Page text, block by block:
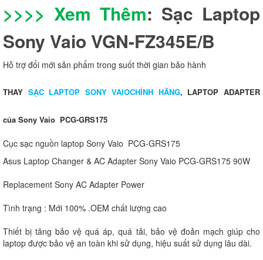
>>>> Xem Thêm: Sạc Laptop
Sony Vaio VGN-FZ345E/B
Hỗ trợ đổi mới sản phẩm trong suốt thời gian bảo hành
THAY SẠC LAPTOP SONY VAIOCHÍNH HÃNG, LAPTOP ADAPTER
của Sony Vaio PCG-GRS175
Cục sạc nguồn laptop Sony Vaio PCG-GRS175
Asus Laptop Changer & AC Adapter Sony Vaio PCG-GRS175 90W
Replacement Sony AC Adapter Power
Tình trạng : Mới 100% .OEM chất lượng cao
Thiết bị tăng bảo vệ quá áp, quá tải, bảo vệ đoản mạch giúp cho
laptop được bảo vệ an toàn khi sử dụng, hiệu suất sử dụng lâu dài.